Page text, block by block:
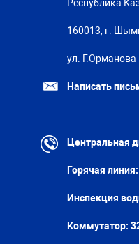
Республика
160013, г.
ул. Г.Орманова
Написать
Центральная
Горячая линия:
Инспекция
Коммутатор: